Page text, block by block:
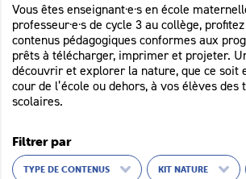
Vous êtes enseignant·e·s en école
professeur·e·s de cycle 3 au collège,
contenus pédagogiques conformes aux
prêts à télécharger, imprimer et projeter.
découvrir et explorer la nature, que ce soit
cour de l’école ou dehors, à vos élèves des
scolaires.
Filtrer par
TYPE DE CONTENUS KIT NATURE